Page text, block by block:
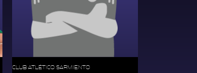
CLUB ATLÉTICO SARMIENTO